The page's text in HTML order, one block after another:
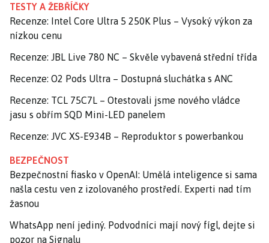
TESTY A ŽEBŘÍČKY
Recenze: Intel Core Ultra 5 250K Plus – Vysoký výkon za
nízkou cenu
Recenze: JBL Live 780 NC – Skvěle vybavená střední třída
Recenze: O2 Pods Ultra – Dostupná sluchátka s ANC
Recenze: TCL 75C7L – Otestovali jsme nového vládce
jasu s obřím SQD Mini-LED panelem
Recenze: JVC XS-E934B – Reproduktor s powerbankou
BEZPEČNOST
Bezpečnostní fiasko v OpenAI: Umělá inteligence si sama
našla cestu ven z izolovaného prostředí. Experti nad tím
žasnou
WhatsApp není jediný. Podvodníci mají nový fígl, dejte si
pozor na Signalu